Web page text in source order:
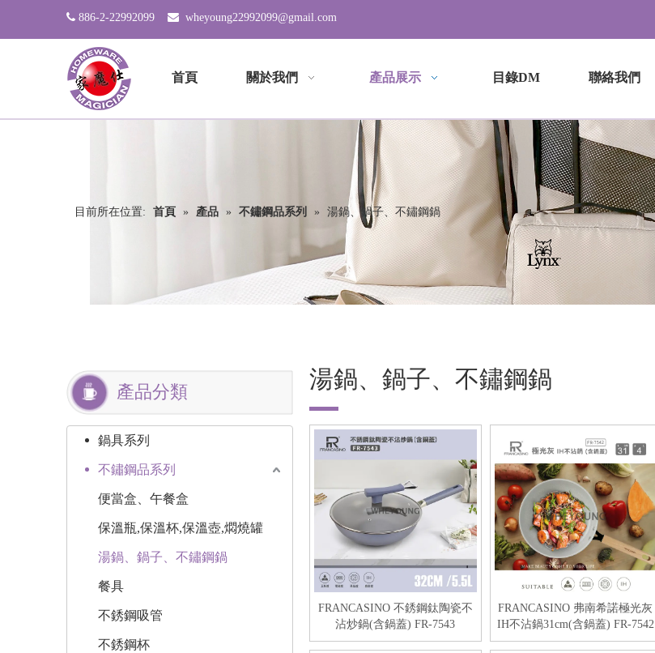
 886-2-22992099  wheyoung22992099@gmail.com
首頁 關於我們 產品展示 目錄DM 聯絡我們
目前所在位置: 首頁 » 產品 » 不鏽鋼品系列 » 湯鍋、鍋子、不鏽鋼鍋
產品分類
鍋具系列
不鏽鋼品系列
便當盒、午餐盒
保溫瓶,保溫杯,保溫壺,燜燒罐
湯鍋、鍋子、不鏽鋼鍋
餐具
不銹鋼吸管
不銹鋼杯
湯鍋、鍋子、不鏽鋼鍋
FRANCASINO 不銹鋼鈦陶瓷不
沾炒鍋(含鍋蓋) FR-7543
FRANCASINO 弗南希諾極光灰
IH不沾鍋31cm(含鍋蓋) FR-7542